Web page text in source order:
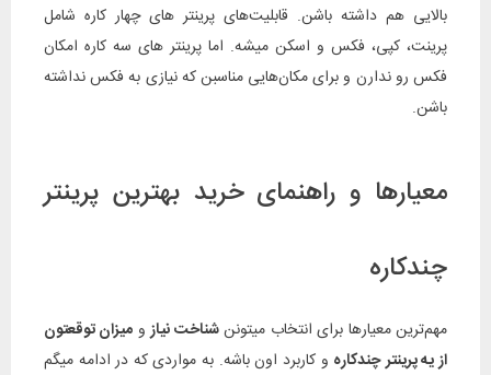
بالایی هم داشته باشن. قابلیت‌های پرینتر های چهار کاره شامل
پرینت، کپی، فکس و اسکن میشه. اما پرینتر های سه کاره امکان
فکس رو ندارن و برای مکان‌هایی مناسبن که نیازی به فکس نداشته
باشن.
معیارها و راهنمای خرید بهترین پرینتر
چندکاره
مهم‌ترین معیارها برای انتخاب میتوننشناخت نیازو میزان توقعتون
از یه پرینترچندکاره و کاربرد اون باشه. به مواردی که در ادامه میگم